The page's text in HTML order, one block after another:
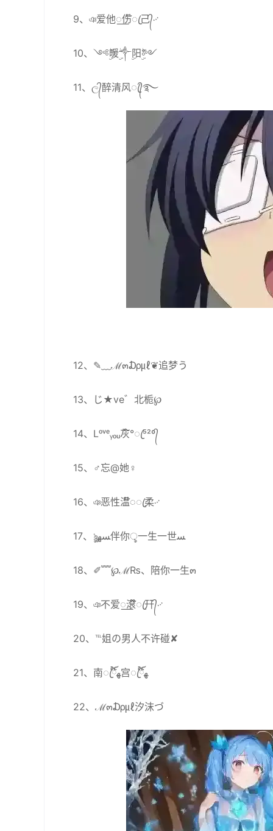
9、ঞ爱他꯭伤໊ꦿ己᭄࿚
10、༺ۣۖ暖ۣۖ༒ۣ阳ۣۖ༻
11、ල᭄醉清风ꦿ᭄࿐
12、✎﹏ℳ๓₯㎕❦追梦う
13、じ★ve゛北栀℘
14、Lᵒᵛᵉᵧₒᵤ灰໌°ꦿ⁵²º᭄
15、♂忘@她♀
16、ঞ恶性温໊◌ꦿ柔࿚
17、ৡৢﺴﻬ伴你ৢ一生一世ﺴ
18、✐﹌℘ℳ₨、陪你一生๓
19、ঞ不爱꯭滾໊ꦿ幵᭄࿚
20、℡姐の男人不许碰✘
21、南ꦿ໊ོﻬ宫ꦿ໊ོﻬ
22、ℳ๓₯㎕汐沫づ